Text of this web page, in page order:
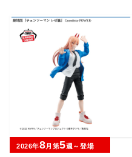
2026年8月第5週～登場